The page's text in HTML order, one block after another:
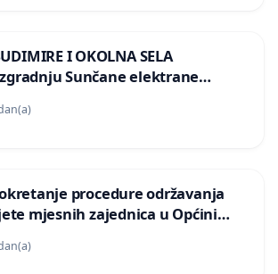
I OKOLNA SELA
Sunčane elektrane
Ugljana
procedure održavanja
mjesnih zajednica u Općini